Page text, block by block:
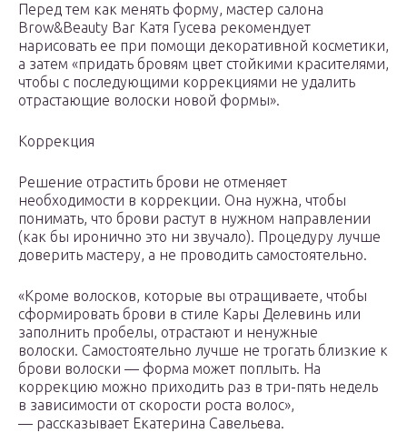
Перед тем как менять форму, мастер салона
Brow&Beauty Bar Катя Гусева рекомендует
нарисовать ее при помощи декоративной косметики,
а затем «придать бровям цвет стойкими красителями,
чтобы с последующими коррекциями не удалить
отрастающие волоски новой формы».
Коррекция
Решение отрастить брови не отменяет
необходимости в коррекции. Она нужна, чтобы
понимать, что брови растут в нужном направлении
(как бы иронично это ни звучало). Процедуру лучше
доверить мастеру, а не проводить самостоятельно.
«Кроме волосков, которые вы отращиваете, чтобы
сформировать брови в стиле Кары Делевинь или
заполнить пробелы, отрастают и ненужные
волоски. Самостоятельно лучше не трогать близкие к
брови волоски — форма может поплыть. На
коррекцию можно приходить раз в три-пять недель
в зависимости от скорости роста волос»,
— рассказывает Екатерина Савельева.